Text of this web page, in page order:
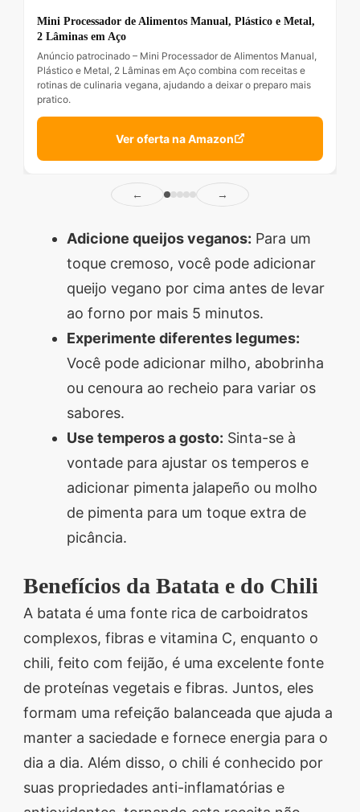
Mini Processador de Alimentos Manual, Plástico e Metal,
2 Lâminas em Aço
Anúncio patrocinado – Mini Processador de Alimentos Manual,
Plástico e Metal, 2 Lâminas em Aço combina com receitas e
rotinas de culinaria vegana, ajudando a deixar o preparo mais
pratico.
Ver oferta na Amazon
← →
Adicione queijos veganos: Para um
toque cremoso, você pode adicionar
queijo vegano por cima antes de levar
ao forno por mais 5 minutos.
Experimente diferentes legumes:
Você pode adicionar milho, abobrinha
ou cenoura ao recheio para variar os
sabores.
Use temperos a gosto: Sinta-se à
vontade para ajustar os temperos e
adicionar pimenta jalapeño ou molho
de pimenta para um toque extra de
picância.
Benefícios da Batata e do Chili
A batata é uma fonte rica de carboidratos
complexos, fibras e vitamina C, enquanto o
chili, feito com feijão, é uma excelente fonte
de proteínas vegetais e fibras. Juntos, eles
formam uma refeição balanceada que ajuda a
manter a saciedade e fornece energia para o
dia a dia. Além disso, o chili é conhecido por
suas propriedades anti-inflamatórias e